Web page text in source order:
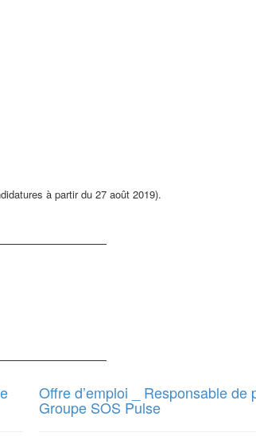
à partir du 27 août 2019).
Offre d’emploi _ Responsable de
Groupe SOS Pulse